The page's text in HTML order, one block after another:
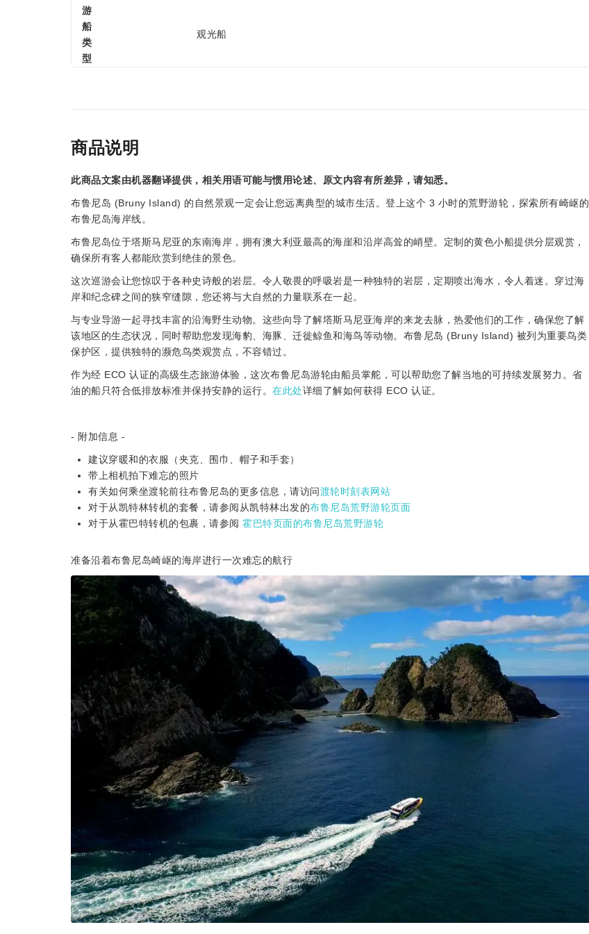
游
船
类
型
观光船
商品说明
此商品文案由机器翻译提供，相关用语可能与惯用论述、原文内容有所差异，请知悉。
布鲁尼岛 (Bruny Island) 的自然景观一定会让您远离典型的城市生活。登上这个 3 小时的荒野游轮，探索所有崎岖的
布鲁尼岛海岸线。
布鲁尼岛位于塔斯马尼亚的东南海岸，拥有澳大利亚最高的海崖和沿岸高耸的峭壁。定制的黄色小船提供分层观赏，
确保所有客人都能欣赏到绝佳的景色。
这次巡游会让您惊叹于各种史诗般的岩层。令人敬畏的呼吸岩是一种独特的岩层，定期喷出海水，令人着迷。穿过海
岸和纪念碑之间的狭窄缝隙，您还将与大自然的力量联系在一起。
与专业导游一起寻找丰富的沿海野生动物。这些向导了解塔斯马尼亚海岸的来龙去脉，热爱他们的工作，确保您了解
该地区的生态状况，同时帮助您发现海豹、海豚、迁徙鲸鱼和海鸟等动物。布鲁尼岛 (Bruny Island) 被列为重要鸟类
保护区，提供独特的濒危鸟类观赏点，不容错过。
作为经 ECO 认证的高级生态旅游体验，这次布鲁尼岛游轮由船员掌舵，可以帮助您了解当地的可持续发展努力。省
油的船只符合低排放标准并保持安静的运行。 在此处详细了解如何获得 ECO 认证。
- 附加信息 -
建议穿暖和的衣服（夹克、围巾、帽子和手套）
带上相机拍下难忘的照片
有关如何乘坐渡轮前往布鲁尼岛的更多信息，请访问渡轮时刻表网站
对于从凯特林转机的套餐，请参阅从凯特林出发的布鲁尼岛荒野游轮页面
对于从霍巴特转机的包裹，请参阅 霍巴特页面的布鲁尼岛荒野游轮
准备沿着布鲁尼岛崎岖的海岸进行一次难忘的航行